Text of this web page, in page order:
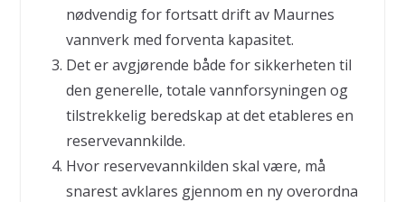
nødvendig for fortsatt drift av Maurnes
vannverk med forventa kapasitet.
Det er avgjørende både for sikkerheten til
den generelle, totale vannforsyningen og
tilstrekkelig beredskap at det etableres en
reservevannkilde.
Hvor reservevannkilden skal være, må
snarest avklares gjennom en ny overordna